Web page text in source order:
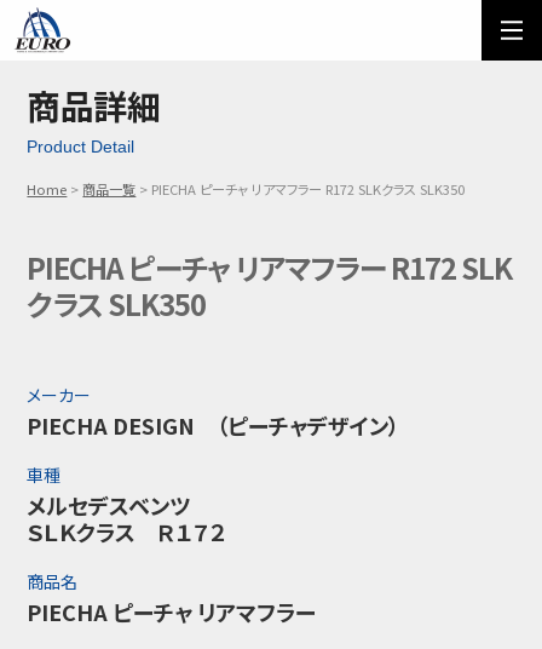
ご利用方法
メール問い合わせ
商品詳細
Product Detail
Home 商品一覧 PIECHA ピーチャ リアマフラー R172 SLKクラス SLK350
PIECHA ピーチャ リアマフラー R172 SLK
クラス SLK350
メーカー
PIECHA DESIGN （ピーチャデザイン）
車種
メルセデスベンツ
ＳＬＫクラス Ｒ１７２
商品名
PIECHA ピーチャ リアマフラー